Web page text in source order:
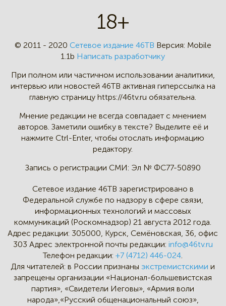
18+
© 2011 - 2020 Сетевое издание 46ТВ Версия: Mobile
1.1b Написать разработчику
При полном или частичном использовании аналитики,
интервью или новостей 46TB активная гиперссылка на
главную страницу https://46tv.ru обязательна.
Мнение редакции не всегда совпадает с мнением
авторов. Заметили ошибку в тексте? Выделите её и
нажмите Ctrl-Enter, чтобы отослать информацию
редактору.
Запись о регистрации СМИ: Эл № ФС77-50890
Сетевое издание 46ТВ зарегистрировано в
Федеральной службе по надзору в сфере связи,
информационных технологий и массовых
коммуникаций (Роскомнадзор) 21 августа 2012 года.
Адрес редакции: 305000, Курск, Семёновская, 36, офис
303 Адрес электронной почты редакции: info@46tv.ru
Телефон редакции: +7 (4712) 446-024
Для читателей: в России признаныэкстремистскими и
запрещены организации «Национал-большевистская
партия», «Свидетели Иеговы», «Армия воли
народа»,«Русский общенациональный союз»,